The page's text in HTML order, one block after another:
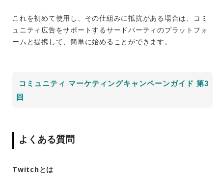
これを初めて使用し、その仕組みに抵抗がある場合は、コミ
ュニティ広告をサポートするサードパーティのプラットフォ
ームと提携して、簡単に始めることができます。
コミュニティ マーケティングキャンペーンガイド 第3
回
よくある質問
Twitchとは